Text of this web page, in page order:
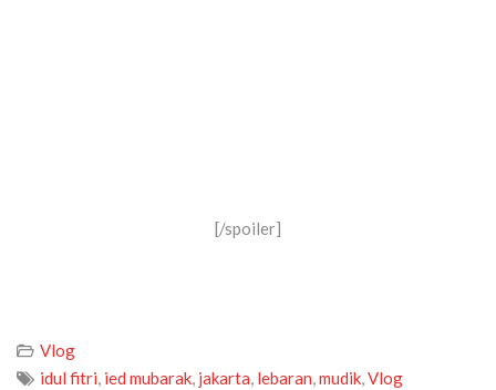
[/spoiler]
Vlog
idul fitri, ied mubarak, jakarta, lebaran,mudik,Vlog